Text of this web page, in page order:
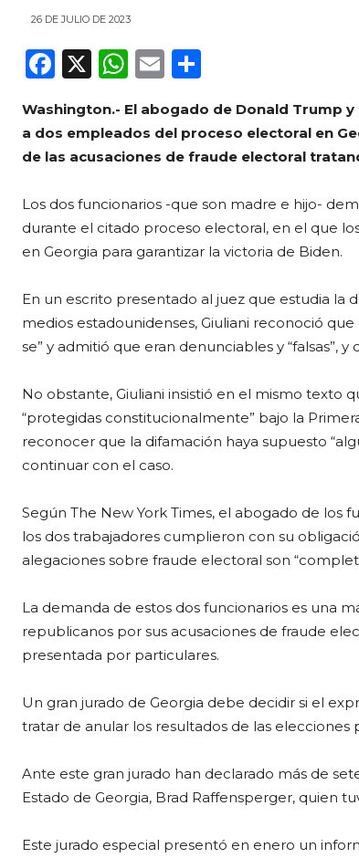
26 DE JULIO DE 2023
F
c
e
o
o
k
X
W
a
ts
p
p
E
ai
l
m
p
ti
r
Washington.- El abogado de Donald Trump
a dos empleados del proceso electoral en
de las acusaciones de fraude electoral
Los dos funcionarios -que son madre e hijo-
durante el citado proceso electoral, en el que
en Georgia para garantizar la victoria de Biden.
En un escrito presentado al juez que estudia la
medios estadounidenses, Giuliani reconoció
se” y admitió que eran denunciables y “falsas”,
No obstante, Giuliani insistió en el mismo texto
“protegidas constitucionalmente” bajo la
reconocer que la difamación haya supuesto
continuar con el caso.
Según The New York Times, el abogado de los
los dos trabajadores cumplieron con su
alegaciones sobre fraude electoral son
La demanda de estos dos funcionarios es una
republicanos por sus acusaciones de fraude
presentada por particulares.
Un gran jurado de Georgia debe decidir si el
tratar de anular los resultados de las elecciones
Ante este gran jurado han declarado más de
Estado de Georgia, Brad Raffensperger, quien
Este jurado especial presentó en enero un